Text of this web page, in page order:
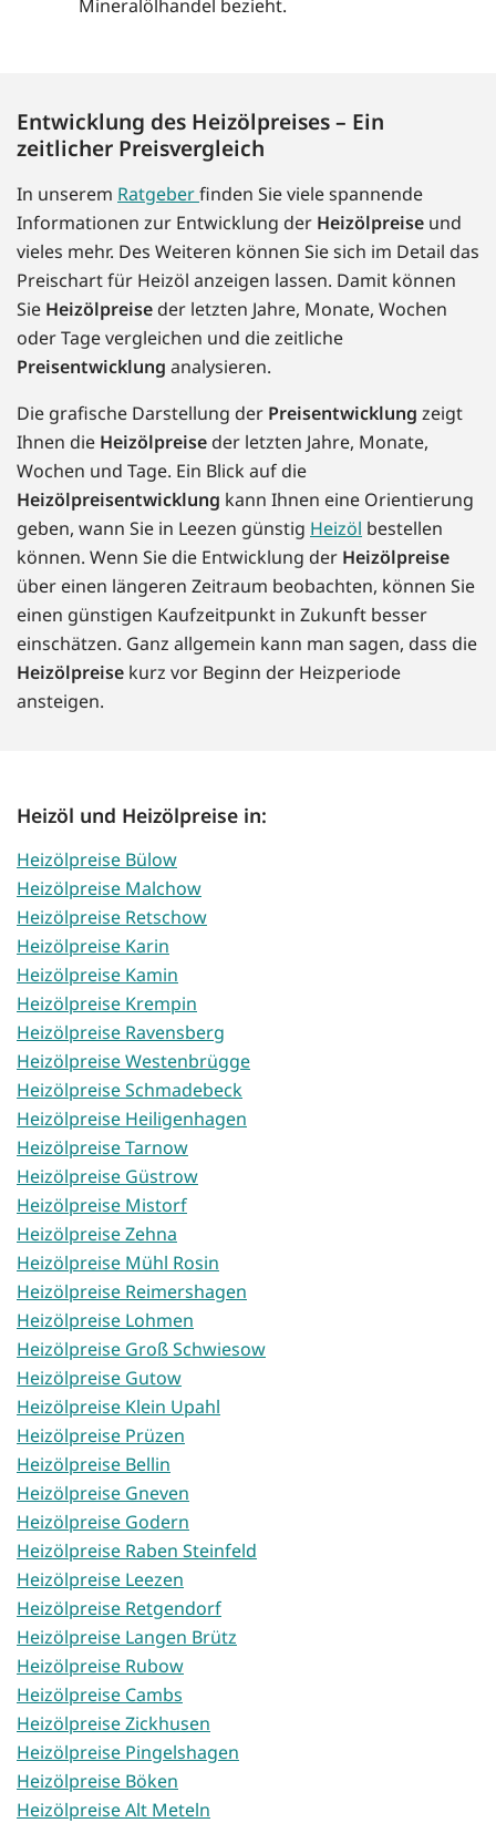
Mineralölhandel bezieht.
Entwicklung des Heizölpreises – Ein
zeitlicher Preisvergleich
In unserem Ratgeberfinden Sie viele spannende
Informationen zur Entwicklung der Heizölpreise und
vieles mehr. Des Weiteren können Sie sich im Detail das
Preischart für Heizöl anzeigen lassen. Damit können
Sie Heizölpreise der letzten Jahre, Monate, Wochen
oder Tage vergleichen und die zeitliche
Preisentwicklung analysieren.
Die grafische Darstellung der Preisentwicklung zeigt
Ihnen die Heizölpreise der letzten Jahre, Monate,
Wochen und Tage. Ein Blick auf die
Heizölpreisentwicklung kann Ihnen eine Orientierung
geben, wann Sie in Leezen günstig Heizöl bestellen
können. Wenn Sie die Entwicklung der Heizölpreise
über einen längeren Zeitraum beobachten, können Sie
einen günstigen Kaufzeitpunkt in Zukunft besser
einschätzen. Ganz allgemein kann man sagen, dass die
Heizölpreise kurz vor Beginn der Heizperiode
ansteigen.
Heizöl und Heizölpreise in:
Heizölpreise Bülow
Heizölpreise Malchow
Heizölpreise Retschow
Heizölpreise Karin
Heizölpreise Kamin
Heizölpreise Krempin
Heizölpreise Ravensberg
Heizölpreise Westenbrügge
Heizölpreise Schmadebeck
Heizölpreise Heiligenhagen
Heizölpreise Tarnow
Heizölpreise Güstrow
Heizölpreise Mistorf
Heizölpreise Zehna
Heizölpreise Mühl Rosin
Heizölpreise Reimershagen
Heizölpreise Lohmen
Heizölpreise Groß Schwiesow
Heizölpreise Gutow
Heizölpreise Klein Upahl
Heizölpreise Prüzen
Heizölpreise Bellin
Heizölpreise Gneven
Heizölpreise Godern
Heizölpreise Raben Steinfeld
Heizölpreise Leezen
Heizölpreise Retgendorf
Heizölpreise Langen Brütz
Heizölpreise Rubow
Heizölpreise Cambs
Heizölpreise Zickhusen
Heizölpreise Pingelshagen
Heizölpreise Böken
Heizölpreise Alt Meteln